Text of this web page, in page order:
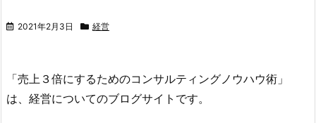
2021年2月3日 経営
「売上３倍にするためのコンサルティングノウハウ術」
は、経営についてのブログサイトです。